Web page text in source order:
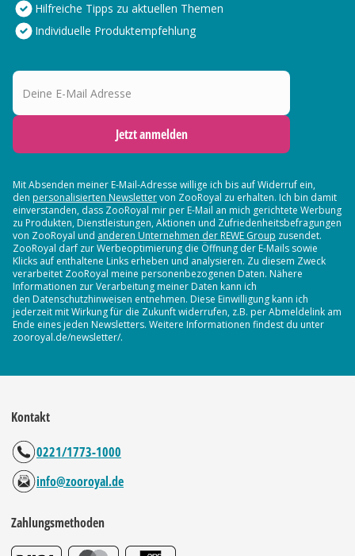
Hilfreiche Tipps zu aktuellen Themen
Individuelle Produktempfehlung
Deine E-Mail Adresse
Jetzt anmelden
Mit Absenden meiner E-Mail-Adresse willige ich bis auf Widerruf ein,
den personalisierten Newslettervon ZooRoyal zu erhalten. Ich bin damit
einverstanden, dass ZooRoyal mir per E-Mail an mich gerichtete Werbung
zu Produkten, Dienstleistungen, Aktionen und Zufriedenheitsbefragungen
von ZooRoyal und anderen Unternehmen der REWE Group zusendet.
ZooRoyal darf zur Werbeoptimierung die Öffnung der E-Mails sowie
Klicks auf enthaltene Links erheben und analysieren. Zu diesem Zweck
verarbeitet ZooRoyal meine personenbezogenen Daten. Nähere
Informationen zur Verarbeitung meiner Daten kann ich
den Datenschutzhinweisen entnehmen. Diese Einwilligung kann ich
jederzeit mit Wirkung für die Zukunft widerrufen, z.B. per Abmeldelink am
Ende eines jeden Newsletters. Weitere Informationen findest du unter
zooroyal.de/newsletter/.
Kontakt
0221/1773-1000
info@zooroyal.de
Zahlungsmethoden